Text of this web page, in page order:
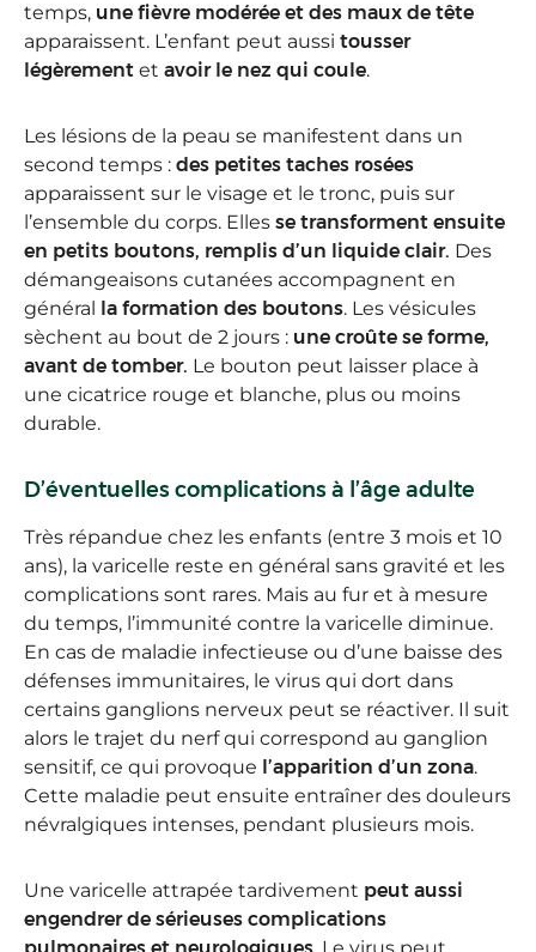
temps, une fièvre modérée et des maux de tête
apparaissent. L’enfant peut aussi tousser
légèrement et avoir le nez qui coule.
Les lésions de la peau se manifestent dans un
second temps : des petites taches rosées
apparaissent sur le visage et le tronc, puis sur
l’ensemble du corps. Elles se transforment ensuite
en petits boutons, remplis d’un liquide clair. Des
démangeaisons cutanées accompagnent en
général
la formation des boutons. Les vésicules
sèchent au bout de 2 jours : une croûte se forme,
avant de tomber. Le bouton peut laisser place à
une cicatrice rouge et blanche, plus ou moins
durable.
D’éventuelles complications à l’âge adulte
Très répandue chez les enfants (entre 3 mois et 10
ans), la varicelle reste en général sans gravité et les
complications sont rares. Mais au fur et à mesure
du temps, l’immunité contre la varicelle diminue.
En cas de maladie infectieuse ou d’une baisse des
défenses immunitaires, le virus qui dort dans
certains ganglions nerveux peut se réactiver. Il suit
alors le trajet du nerf qui correspond au ganglion
sensitif, ce qui provoque l’apparition d’un zona.
Cette maladie peut ensuite entraîner des douleurs
névralgiques intenses, pendant plusieurs mois.
Une varicelle attrapée tardivement peut aussi
engendrer de sérieuses complications